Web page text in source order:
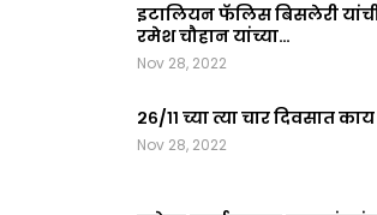
इटालियन फॅलिस बिसलेरी
रमेश चौहान यांच्या…
Nov 28, 2022
२६/११ च्या त्या चार दिवसात
Nov 28, 2022